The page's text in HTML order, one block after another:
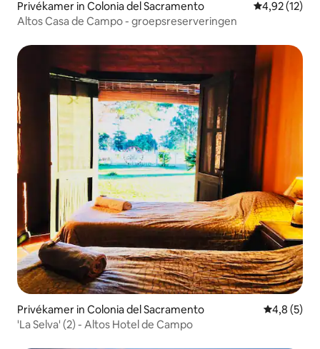
Privékamer in Colonia del Sacramento Gemiddelde
4,92 (12)
Altos Casa de Campo - groepsreserveringen
Privékamer in Colonia del Sacramento
4,8 (5)
'La Selva' (2) - Altos Hotel de Campo